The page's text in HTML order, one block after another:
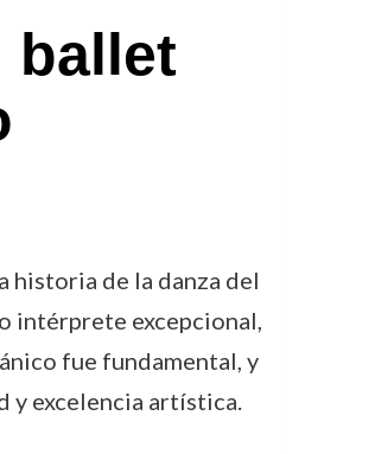
ballet
historia de la danza del
intérprete excepcional,
fue fundamental, y
y excelencia artística.